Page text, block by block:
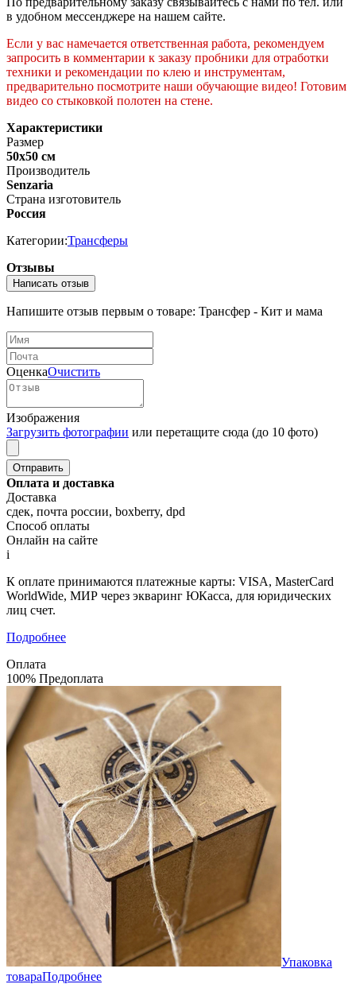
в удобном мессенджере на нашем сайте.
Если у вас намечается ответственная работа, рекомендуем
запросить в комментарии к заказу пробники для отработки
техники и рекомендации по клею и инструментам,
предварительно посмотрите наши обучающие видео! Готовим
видео со стыковкой полотен на стене.
Характеристики
Размер
50х50 см
Производитель
Senzaria
Страна изготовитель
Россия
Категории:Трансферы
Отзывы
Написать отзыв
Напишите отзыв первым о товаре: Трансфер - Кит и мама
ОценкаОчистить
Изображения
Загрузить фотографии или перетащите сюда (до 10 фото)
Оплата и доставка
Доставка
сдек, почта россии, boxberry, dpd
Способ оплаты
Онлайн на сайте
i
К оплате принимаются платежные карты: VISA, MasterCard
WorldWide, МИР через экваринг ЮКасса, для юридических
лиц счет.
Подробнее
Оплата
100% Предоплата
Упаковка
товараПодробнее